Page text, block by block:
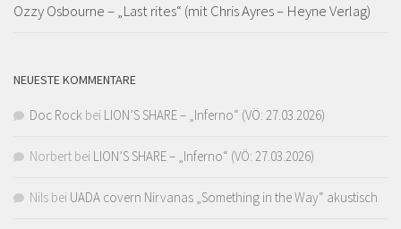
Ozzy Osbourne – „Last rites“ (mit Chris Ayres – Heyne Verlag)
NEUESTE KOMMENTARE
Doc Rock bei LION’S SHARE – „Inferno“ (VÖ: 27.03.2026)
Norbert bei LION’S SHARE – „Inferno“ (VÖ: 27.03.2026)
Nils bei UADA covern Nirvanas „Something in the Way“ akustisch